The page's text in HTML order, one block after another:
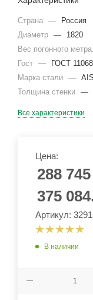
Страна —
Россия
Диаметр —
1820
Вес погонного
Гост —
ГОСТ
Марка стали —
Толщина стенки —
Все характеристики
Цена:
288 745
375
Артикул:
В наличии